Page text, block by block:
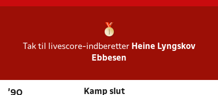
Tak til livescore-indberetter Heine Lyngskov
Ebbesen
'90 Kamp slut